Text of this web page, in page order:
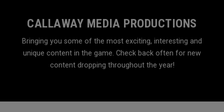
CALLAWAY MEDIA PRODUCTIONS
Bringing you some of the most exciting, interesting and
unique content in the game. Check back often for new
content dropping throughout the year!